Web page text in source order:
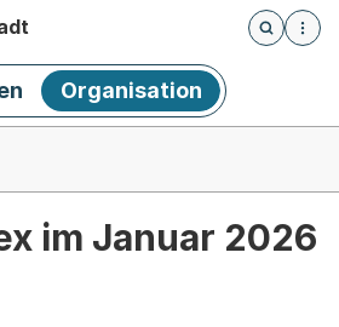
Öffnet
Organisation
im Januar 2026